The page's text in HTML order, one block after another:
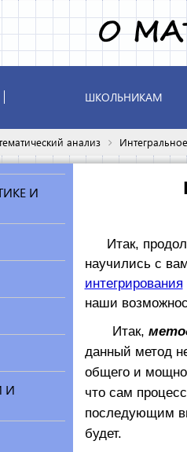
ШКОЛЬНИКАМ
анализ
И
И
Итак,
научились с
интегрирования
наши
Итак,
данный метод
общего и
что сам
последующим
будет.